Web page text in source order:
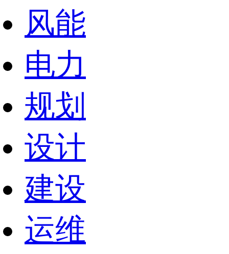
风能
电力
规划
设计
建设
运维